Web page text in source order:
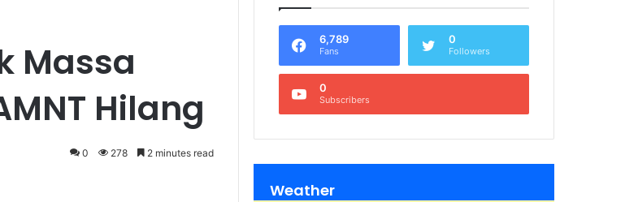
Massa
Hilang
0 278 2 minutes read
6,789
Fans
0
Followers
0
Subscribers
Weather